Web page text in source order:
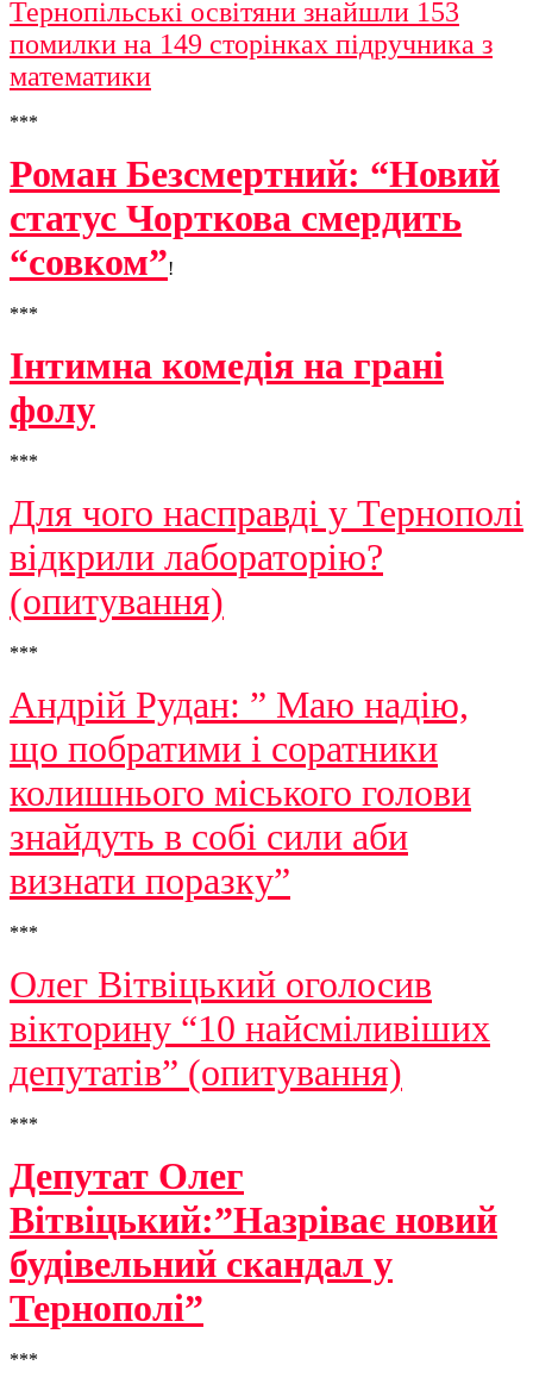
Тернопільські освітяни знайшли 153
помилки на 149 сторінках підручника з
математики
***
Роман Безсмертний: “Новий
статус Чорткова смердить
“совком”!
***
Інтимна комедія на грані
фолу
***
Для чого насправді у Тернополі
відкрили лабораторію?
(опитування)
***
Андрій Рудан: ” Маю надію,
що побратими і соратники
колишнього міського голови
знайдуть в собі сили аби
визнати поразку”
***
Олег Вітвіцький оголосив
вікторину “10 найсміливіших
депутатів” (опитування)
***
Депутат Олег
Вітвіцький:”Назріває новий
будівельний скандал у
Тернополі”
***